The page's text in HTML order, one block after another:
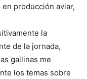
producción aviar,
la
de la jornada,
gallinas me
los temas sobre